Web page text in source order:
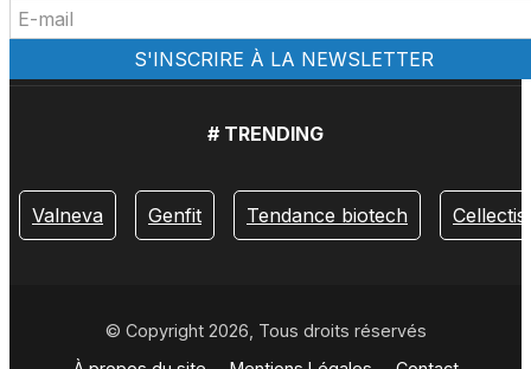
# TRENDING
Valneva Genfit Tendance biotech Cellectis
© Copyright 2026, Tous droits réservés